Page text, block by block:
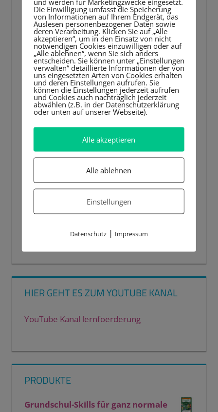
HIER GEHT ES ZUM YOUTUBE KANAL
YouTube Kanal lernfoerderung
PRODUKTE
Grundschul-Skills für ganz normale
Die Einwilligung umfasst die Speicherung
von Informationen auf Ihrem Endgerät, das
Auslesen personenbezogener Daten sowie
deren Verarbeitung. Klicken Sie auf „Alle
akzeptieren“, um in den Einsatz von nicht
notwendigen Cookies einzuwilligen oder auf
„Alle ablehnen“, wenn Sie sich anders
entscheiden. Sie können unter „Einstellungen
verwalten“ detaillierte Informationen der von
uns eingesetzten Arten von Cookies erhalten
und deren Einstellungen aufrufen. Sie
können die Einstellungen jederzeit aufrufen
und Cookies auch nachträglich jederzeit
abwählen (z.B. in der Datenschutzerklärung
oder unten auf unserer Webseite).
Alle akzeptieren
Alle ablehnen
Einstellungen
Datenschutz| Impressum